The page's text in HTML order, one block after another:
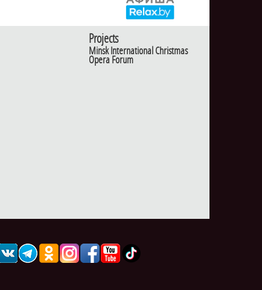
Projects
Minsk International Christmas
Opera Forum